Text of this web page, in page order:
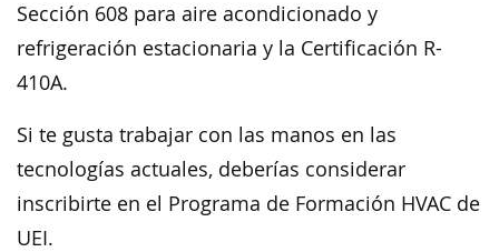
Sección 608 para aire acondicionado y
refrigeración estacionaria y la Certificación R-
410A.
Si te gusta trabajar con las manos en las
tecnologías actuales, deberías considerar
inscribirte en el Programa de Formación HVAC de
UEI.